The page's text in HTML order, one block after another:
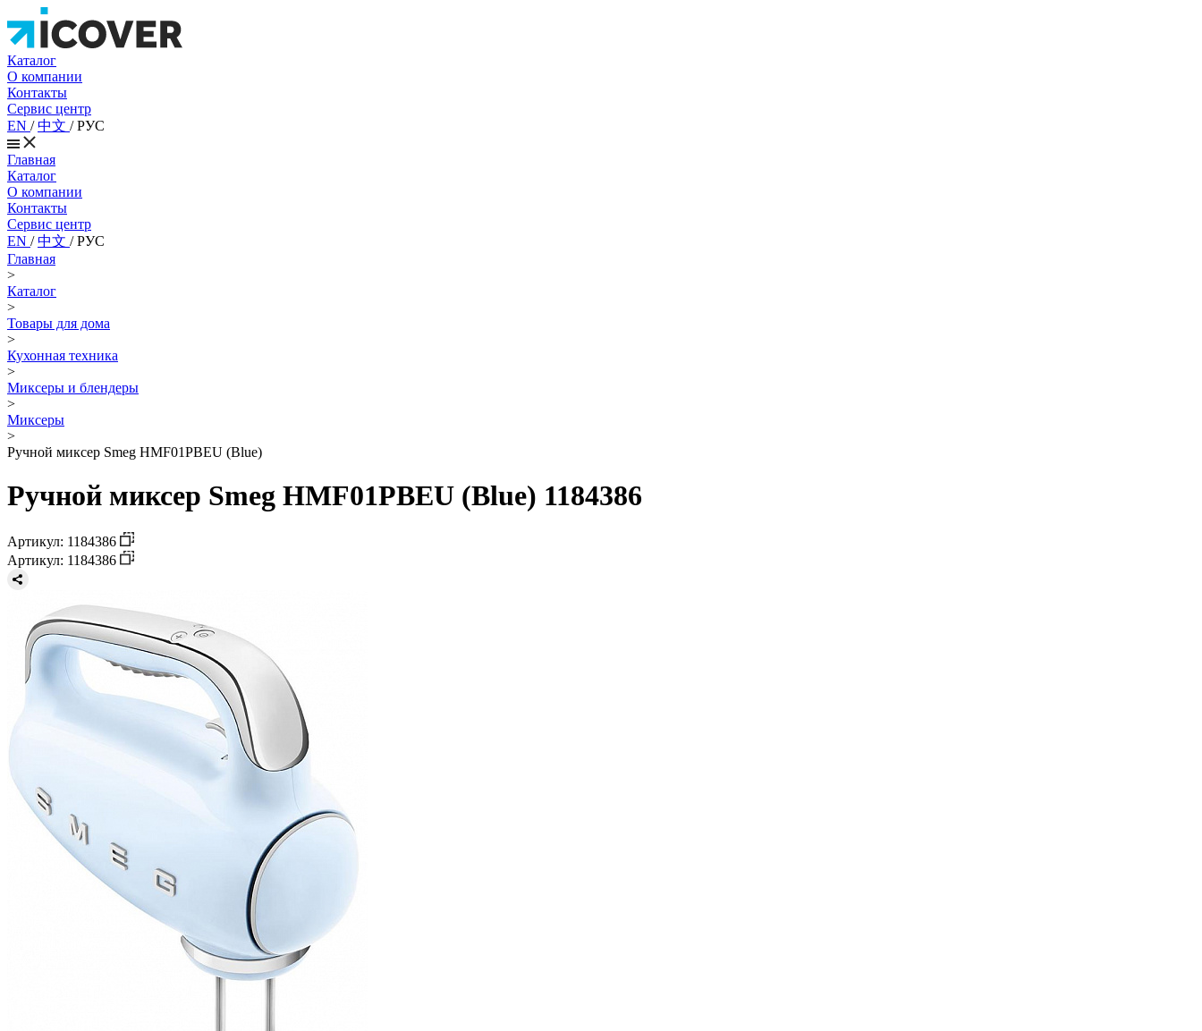
Каталог
О компании
Контакты
Сервис центр
EN /中文 /РУС
Главная
Каталог
О компании
Контакты
Сервис центр
EN /中文 /РУС
Главная
>
Каталог
>
Товары для дома
>
Кухонная техника
>
Миксеры и блендеры
>
Миксеры
>
Ручной миксер Smeg HMF01PBEU (Blue)
Ручной миксер Smeg HMF01PBEU (Blue) 1184386
Артикул: 1184386
Артикул: 1184386